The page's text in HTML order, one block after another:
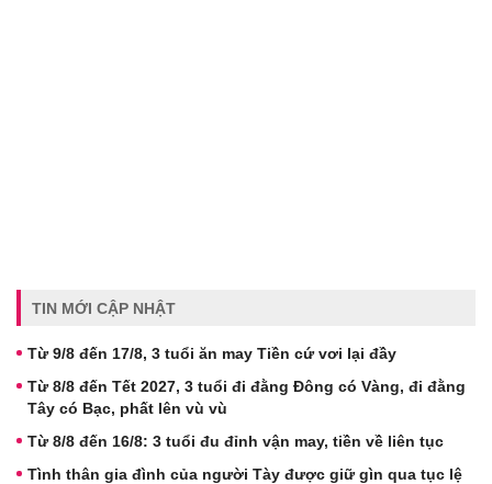
TIN MỚI CẬP NHẬT
Từ 9/8 đến 17/8, 3 tuổi ăn may Tiền cứ vơi lại đầy
Từ 8/8 đến Tết 2027, 3 tuổi đi đằng Đông có Vàng, đi đằng
Tây có Bạc, phất lên vù vù
Từ 8/8 đến 16/8: 3 tuổi đu đỉnh vận may, tiền về liên tục
Tình thân gia đình của người Tày được giữ gìn qua tục lệ